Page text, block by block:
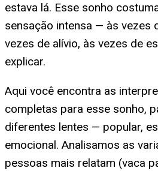
estava lá. Esse sonho
sensação intensa — às vezes
vezes de alívio, às vezes de
explicar.
Aqui você encontra as
completas para esse sonho,
diferentes lentes — popular,
emocional. Analisamos as
pessoas mais relatam (vaca